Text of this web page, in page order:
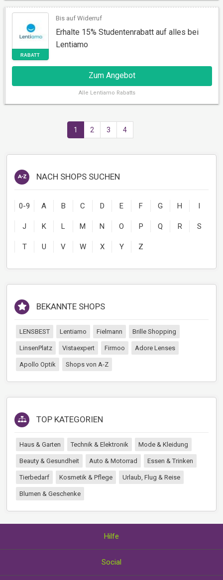
RABATT
SALE
Bis auf Widerruf
Erhalte 15% Studentenrabatt auf alles bei
Lentiamo
Zum Angebot
Alle Lentiamo Rabatts
1 2 3 4
NACH SHOPS SUCHEN
0-9 A B C D E F G H I
J K L M N O P Q R S
T U V W X Y Z
BEKANNTE SHOPS
LENSBEST Lentiamo Fielmann Brille Shopping
LinsenPlatz Vistaexpert Firmoo Adore Lenses
Apollo Optik Shops von A-Z
TOP KATEGORIEN
Haus & Garten Technik & Elektronik Mode & Kleidung
Beauty & Gesundheit Auto & Motorrad Essen & Trinken
Tierbedarf Kosmetik & Pflege Urlaub, Flug & Reise
Blumen & Geschenke
Hilfe
Wie Sie Gutscheine einlösen
Social